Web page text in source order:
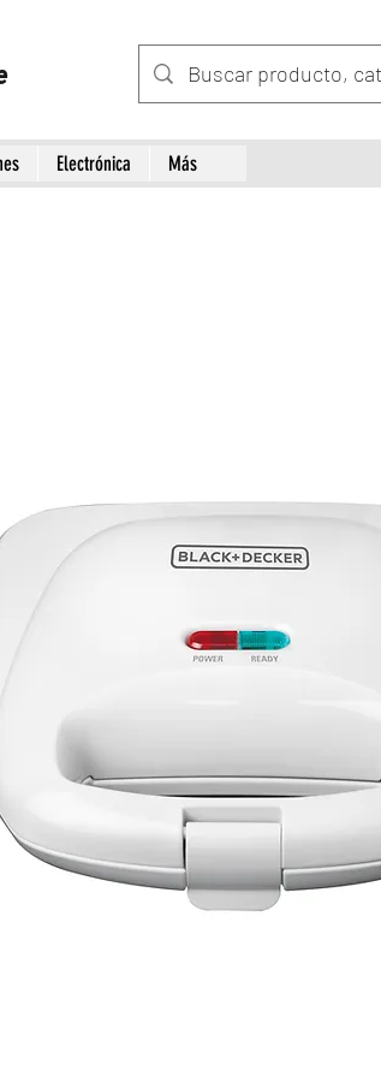
Electrónica Más